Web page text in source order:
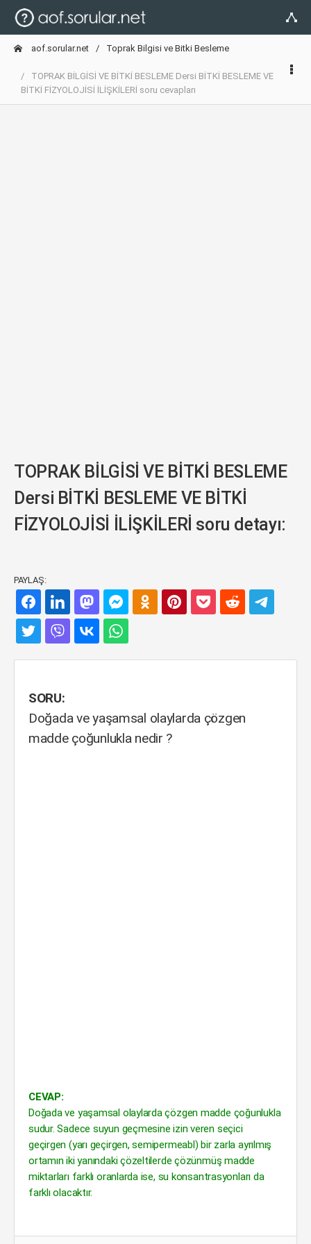
aof.sorular.net Toprak Bilgisi ve Bitki Besleme
TOPRAK BİLGİSİ VE BİTKİ BESLEME Dersi BİTKİ BESLEME VE
BİTKİ FİZYOLOJİSİ İLİŞKİLERİ soru cevapları
TOPRAK BİLGİSİ VE BİTKİ BESLEME
Dersi BİTKİ BESLEME VE BİTKİ
FİZYOLOJİSİ İLİŞKİLERİ soru detayı:
PAYLAŞ:
SORU:
Doğada ve yaşamsal olaylarda çözgen
madde çoğunlukla nedir ?
CEVAP:
Doğada ve yaşamsal olaylarda çözgen madde çoğunlukla
sudur. Sadece suyun geçmesine izin veren seçici
geçirgen (yarı geçirgen, semipermeabl) bir zarla ayrılmış
ortamın iki yanındaki çözeltilerde çözünmüş madde
miktarları farklı oranlarda ise, su konsantrasyonları da
farklı olacaktır.